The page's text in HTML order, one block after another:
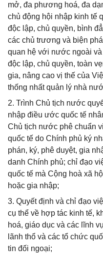
mở, đa phương hoá, đa
chủ động hội nhập kinh tế
độc lập, chủ quyền, bình
các chủ trương và biện
quan hệ với nước ngoài
độc lập, chủ quyền, toàn
gia, nâng cao vị thế của
thống nhất quản lý nhà
2. Trình Chủ tịch nước
nhập điều ước quốc tế
Chủ tịch nước phê chuẩn
quốc tế do Chính phủ ký
phán, ký, phê duyệt, gia
danh Chính phủ; chỉ đạo
quốc tế mà Cộng hoà xã
hoặc gia nhập;
3. Quyết định và chỉ đạo
cụ thể về hợp tác kinh tế,
hoá, giáo dục và các lĩnh
lãnh thổ và các tổ chức
tin đối ngoại;